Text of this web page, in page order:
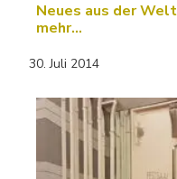
Neues aus der
mehr…
30. Juli 2014